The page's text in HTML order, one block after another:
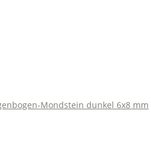
Mondstein dunkel 6x8 mm